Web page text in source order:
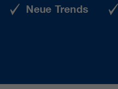
Neue Trends